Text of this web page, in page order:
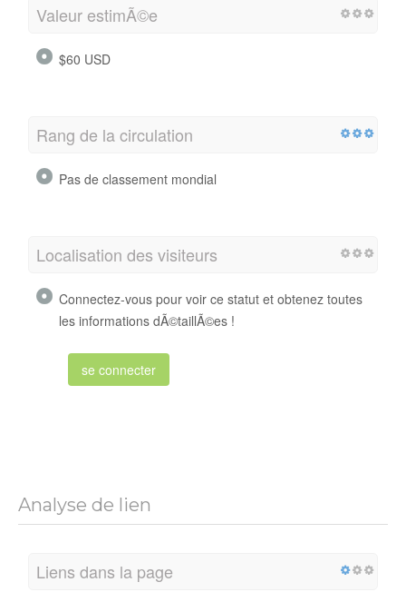
Valeur estimÃ©e
$60 USD
Rang de la circulation
Pas de classement mondial
Localisation des visiteurs
Connectez-vous pour voir ce statut et obtenez toutes
les informations dÃ©taillÃ©es !
se connecter
Analyse de lien
Liens dans la page